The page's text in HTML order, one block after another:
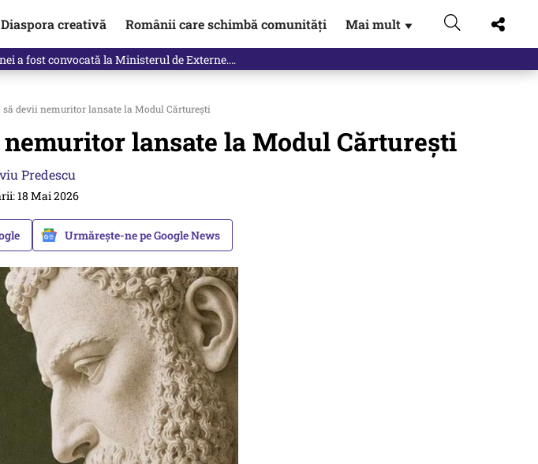
Diaspora creativă Românii care schimbă comunități Mai mult ▼
a fost convocată la Ministerul de Externe.…
devii nemuritor lansate la Modul Cărturești
lansate la Modul Cărturești
Predescu
18 Mai 2026
Urmărește-ne pe Google News